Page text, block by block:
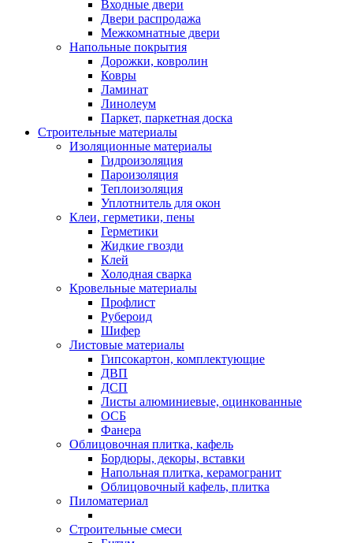
Входные двери
Двери распродажа
Межкомнатные двери
Напольные покрытия
Дорожки, ковролин
Ковры
Ламинат
Линолеум
Паркет, паркетная доска
Строительные материалы
Изоляционные материалы
Гидроизоляция
Пароизоляция
Теплоизоляция
Уплотнитель для окон
Клеи, герметики, пены
Герметики
Жидкие гвозди
Клей
Холодная сварка
Кровельные материалы
Профлист
Рубероид
Шифер
Листовые материалы
Гипсокартон, комплектующие
ДВП
ДСП
Листы алюминиевые, оцинкованные
ОСБ
Фанера
Облицовочная плитка, кафель
Бордюры, декоры, вставки
Напольная плитка, керамогранит
Облицовочный кафель, плитка
Пиломатериал
Строительные смеси